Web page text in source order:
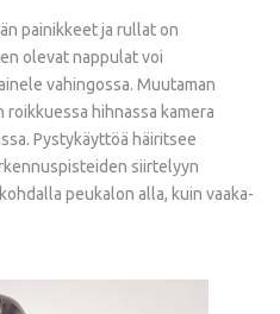
painikkeet ja rullat on
olevat nappulat voi
vahingossa. Muutaman
roikkuessa hihnassa kamera
Pystykäyttöä häiritsee
siirtelyyn
peukalon alla, kuin vaaka-